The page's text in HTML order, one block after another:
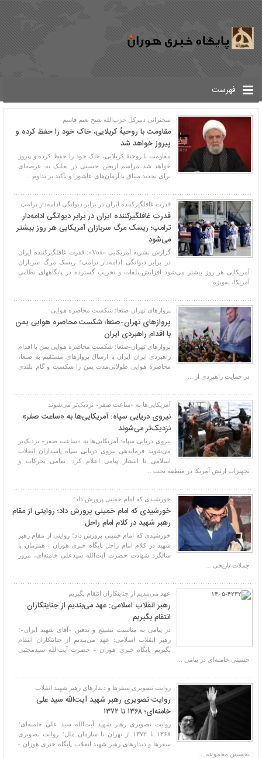
فهرست
سخنرانی دبیرکل حزب‌الله شیخ نعیم قاسم
مقاومت با روحیهٔ کربلایی، خاک خود را حفظ کرده و
پیروز خواهد شد
مقاومت با روحیهٔ کربلایی، خاک خود را حفظ کرده و پیروز
خواهد شد مراسم اربعین حسینی در بعلبک به عرصه‌ای
برای تجدید میثاق با آرمان‌های عاشورا و تأکید بر تداوم ...
قدرت غافلگیرکننده ایران در برابر دیوانگی ادامه‌دار ترامپ
قدرت غافلگیرکننده ایران در برابر دیوانگی ادامه‌دار
ترامپ؛ ریسک مرگ سربازان آمریکایی هر روز بیشتر
می‌شود
گزارش نشریه آمریکایی «Vox»: قدرت غافلگیرکننده ایران
در برابر دیوانگی ادامه‌دار ترامپ؛ ریسک مرگ سربازان
آمریکایی هر روز بیشتر می‌شود افزایش تلفات و تخریب گسترده در پایگاههای نظامی
آمریکا، به‌ویژه ...
پروازهای تهران-صنعا؛ شکست محاصره هوایی
پروازهای تهران-صنعا؛ شکست محاصره هوایی یمن
با اقدام راهبردی ایران
پروازهای تهران-صنعا؛ شکست محاصره هوایی یمن با اقدام
راهبردی ایران ایران با ارسال پروازهای مستقیم به صنعا،
محاصره هوایی طولانی‌مدت یمن را شکست و گام بلندی
در حمایت راهبردی از ...
آمریکایی‌ها به «ساعت صفر» نزدیک‌تر می‌شوند
نیروی دریایی سپاه: آمریکایی‌ها به «ساعت صفر»
نزدیک‌تر می‌شوند
نیروی دریایی سپاه: آمریکایی‌ها به «ساعت صفر» نزدیک‌تر
می‌شوند فرماندهی نیروی دریایی سپاه پاسداران انقلاب
اسلامی با انتشار پیامی اعلام کرد: تمامی تحرکات و
تجهیزات ارتش آمریکا در منطقه تحت ...
خورشیدی که امام خمینی پرورش داد؛
خورشیدی که امام خمینی پرورش داد؛ روایتی از مقام
رهبر شهید در کلام امام راحل
خورشیدی که امام خمینی پرورش داد؛ روایتی از مقام رهبر
شهید در کلام امام راحل پایگاه خبری هوران - همزمان با
سالگرد شهادت حضرت آیت‌الله سیدعلی خامنه‌ای، مرور
جملات تاریخی ...
عهد می‌بندیم از جنایتکاران انتقام بگیریم
رهبر انقلاب اسلامی: عهد می‌بندیم از جنایتکاران
انتقام بگیریم
در پیامی به‌ مناسبت تشییع و تدفین «آقای شهید ایران»؛
رهبر انقلاب اسلامی: عهد می‌بندیم از جنایتکاران انتقام
بگیریم پایگاه خبری هوران - حضرت آیت‌الله سیدمجتبی
حسینی خامنه‌ای در پیامی ...
روایت تصویری سفرها و دیدارهای رهبر شهید انقلاب
روایت تصویری رهبر شهید آیت‌الله سید علی
خامنه‌ای؛ ۱۳۶۸ تا ۱۳۷۲
روایت تصویری رهبر شهید آیت‌الله سید علی خامنه‌ای؛
۱۳۶۸ تا ۱۳۷۲ از تهران تا سازمان ملل؛ روایت تصویری
سفرها و دیدارهای رهبر شهید انقلاب پایگاه خبری هوران -
نخستین مجموعه ...